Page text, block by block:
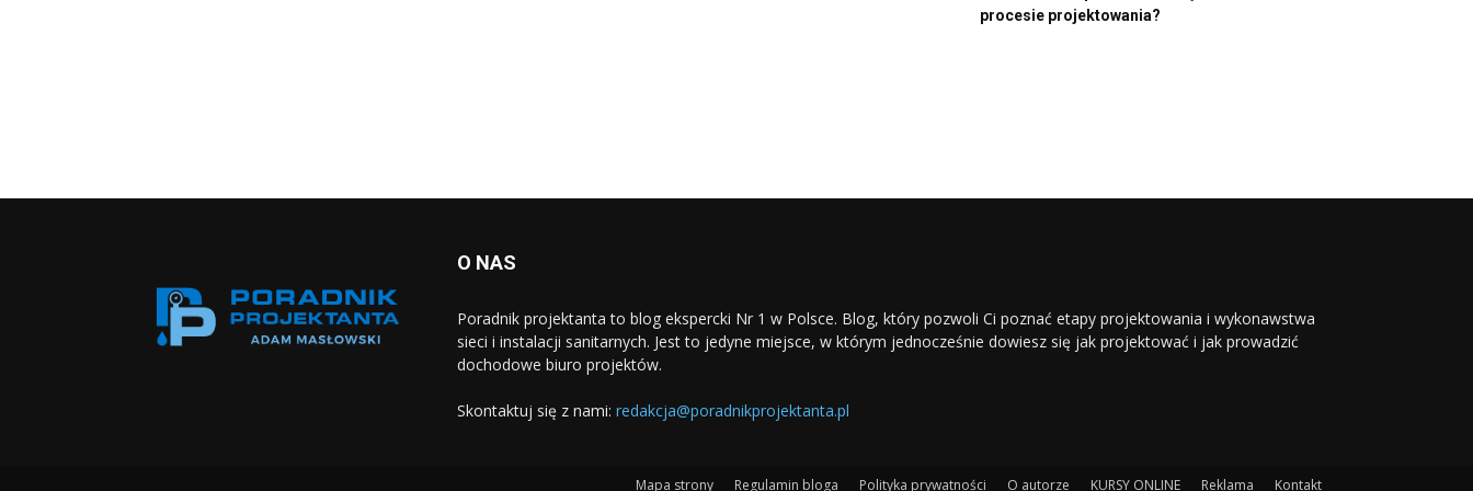
procesie projektowania?
O NAS
Poradnik projektanta to blog ekspercki Nr 1 w Polsce. Blog, który pozwoli Ci poznać etapy projektowania i wykonawstwa
sieci i instalacji sanitarnych. Jest to jedyne miejsce, w którym jednocześnie dowiesz się jak projektować i jak prowadzić
dochodowe biuro projektów.
Skontaktuj się z nami: redakcja@poradnikprojektanta.pl
Mapa strony Regulamin bloga Polityka prywatności O autorze KURSY ONLINE Reklama Kontakt